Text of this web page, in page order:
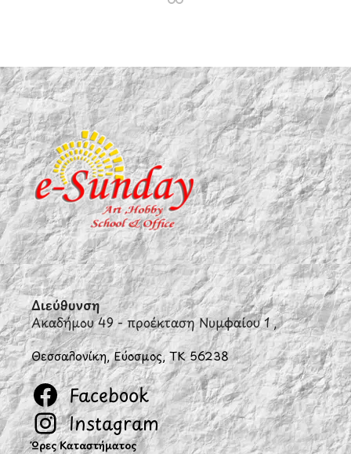
Διεύθυνση
Ακαδήμου 49 - προέκταση Νυμφαίου 1 ,
Θεσσαλονίκη, Εύοσμος, ΤΚ 56238
Facebook
Instagram
Ώρες Καταστήματος